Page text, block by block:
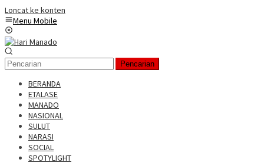
Loncat ke konten
Menu Mobile
Pencarian
BERANDA
ETALASE
MANADO
NASIONAL
SULUT
NARASI
SOCIAL
SPOTYLIGHT